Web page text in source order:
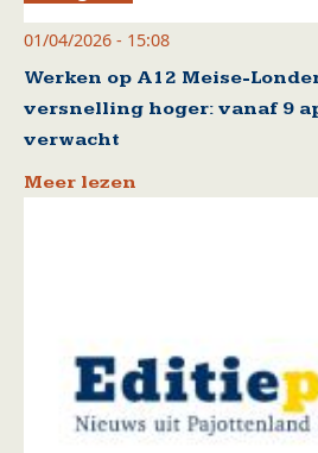
01/04/2026 - 15:08
Werken op A12 Meise-
versnelling hoger: vanaf 9
verwacht
Meer lezen